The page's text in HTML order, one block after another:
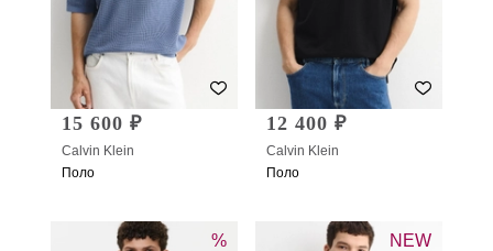
15 600 ₽
Calvin Klein
Поло
12 400 ₽
Calvin Klein
Поло
% NEW